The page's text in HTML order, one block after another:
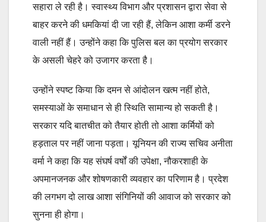
सहारा ले रही है। स्वास्थ्य विभाग और प्रशासन द्वारा सेवा से
बाहर करने की धमकियां दी जा रही हैं, लेकिन आशा कर्मी डरने
वाली नहीं हैं। उन्होंने कहा कि पुलिस बल का प्रयोग सरकार
के असली चेहरे को उजागर करता है।
उन्होंने स्पष्ट किया कि दमन से आंदोलन खत्म नहीं होते,
समस्याओं के समाधान से ही स्थिति सामान्य हो सकती है।
सरकार यदि बातचीत को तैयार होती तो आशा कर्मियों को
हड़ताल पर नहीं जाना पड़ता। यूनियन की राज्य सचिव अनीता
वर्मा ने कहा कि यह संघर्ष वर्षों की उपेक्षा, नौकरशाही के
अपमानजनक और शोषणकारी व्यवहार का परिणाम है। प्रदेश
की लगभग दो लाख आशा संगिनियों की आवाज को सरकार को
सुनना ही होगा।